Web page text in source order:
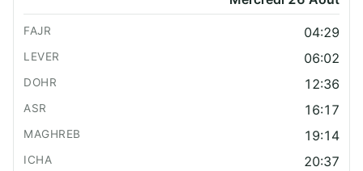
04:29
06:02
12:36
16:17
19:14
20:37